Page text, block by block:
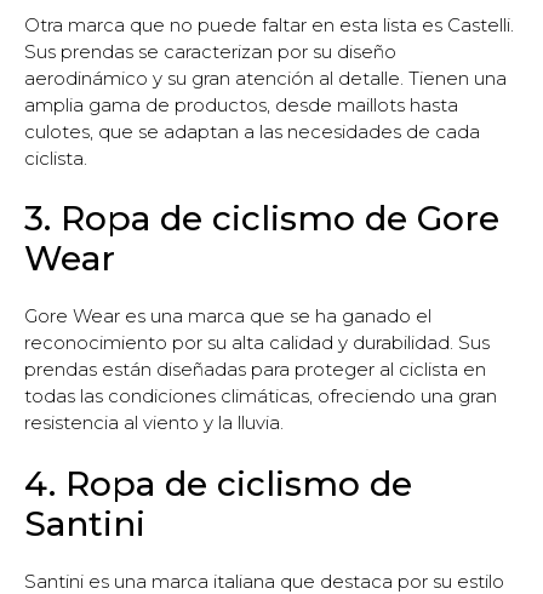
Otra marca que no puede faltar en esta lista es Castelli.
Sus prendas se caracterizan por su diseño
aerodinámico y su gran atención al detalle. Tienen una
amplia gama de productos, desde maillots hasta
culotes, que se adaptan a las necesidades de cada
ciclista.
3. Ropa de ciclismo de Gore
Wear
Gore Wear es una marca que se ha ganado el
reconocimiento por su alta calidad y durabilidad. Sus
prendas están diseñadas para proteger al ciclista en
todas las condiciones climáticas, ofreciendo una gran
resistencia al viento y la lluvia.
4. Ropa de ciclismo de
Santini
Santini es una marca italiana que destaca por su estilo